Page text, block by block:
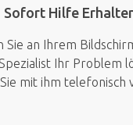
Sofort Hilfe
Sie an Ihrem
Ihr Problem
mit ihm telefonisch